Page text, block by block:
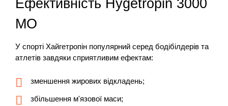
Ефективність Hygetropin 3000
МО
У спорті Хайгетропін популярний серед бодібілдерів та
атлетів завдяки сприятливим ефектам:
зменшення жирових відкладень;
збільшення м'язової маси;